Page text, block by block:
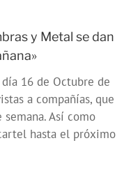
y Metal se dan
16 de Octubre de
a compañías, que
Así como
hasta el próximo